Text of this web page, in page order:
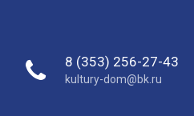
8 (353) 256-27-43
kultury-dom@bk.ru